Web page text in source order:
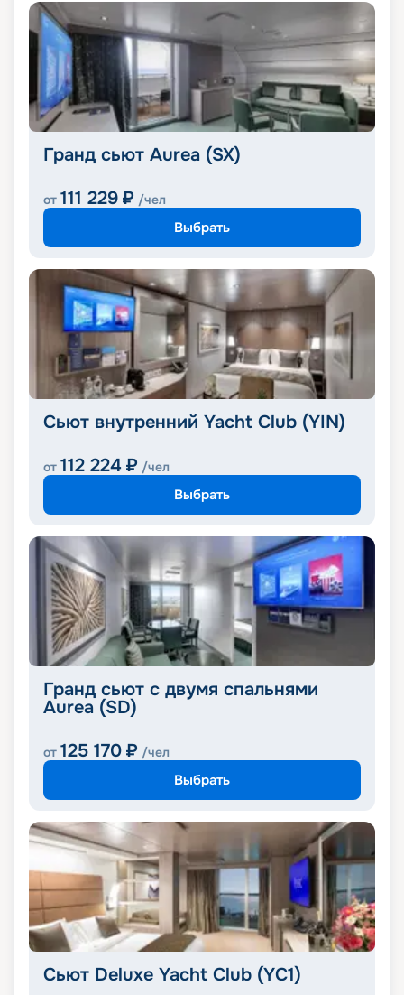
Гранд сьют Aurea (SX)
от 111 229 ₽ /чел
Выбрать
Сьют внутренний Yacht Club (YIN)
от 112 224 ₽ /чел
Выбрать
Гранд сьют с двумя спальнями
Aurea (SD)
от 125 170 ₽ /чел
Выбрать
Сьют Deluxe Yacht Club (YC1)